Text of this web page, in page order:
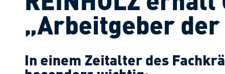
„Arbeitgeber
In einem Zeitalter des